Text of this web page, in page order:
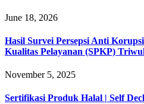
June 18, 2026
Hasil Survei Persepsi Anti
Kualitas Pelayanan (SPKP)
November 5, 2025
Sertifikasi Produk Halal | Self